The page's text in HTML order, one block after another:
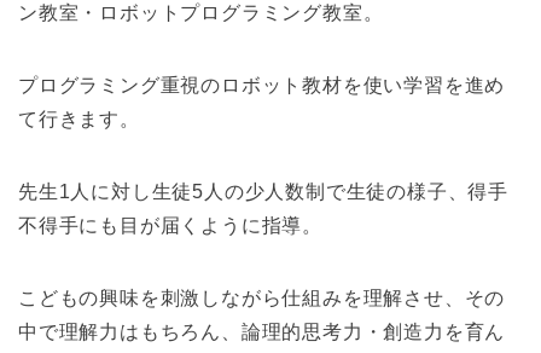
ン教室・ロボットプログラミング教室。
プログラミング重視のロボット教材を使い学習を進め
て行きます。
先生1人に対し生徒5人の少人数制で生徒の様子、得手
不得手にも目が届くように指導。
こどもの興味を刺激しながら仕組みを理解させ、その
中で理解力はもちろん、論理的思考力・創造力を育ん